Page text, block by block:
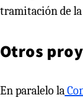
tramitación de
Otros
En paralelo la